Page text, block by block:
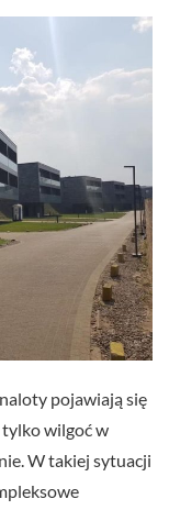
pojawiają się
tylko wilgoć w
W takiej sytuacji